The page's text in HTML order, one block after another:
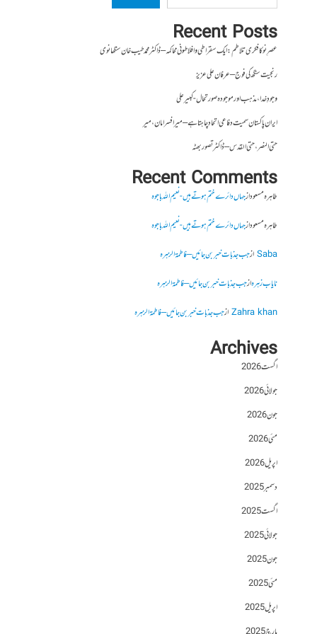
Recent Posts
عصرِ نو کا فکری تلاطم: ایک سقراطی و افلاطونی محاکمہ – ڈاکٹر محمد طیب خان سنگھانوی
رنجیت سنگھ کی فوج – عرفان علی عزیز
وجودِ خدا، مذہب اور موجودہ صورتحال- کبیر علی
ایران پاکستان سمیت دفاعی اتحاد چاہتا ہے – میر افسر امان،میر
حتی النصر ، حتی القدس – ڈاکٹر تصور بھٹہ
Recent Comments
طاہرہ مسعودازجہاں دائرے ختم ہوتے ہیں- نعیم اللہ باجوہ
طاہرہ مسعودازجہاں دائرے ختم ہوتے ہیں- نعیم اللہ باجوہ
Sabaازجب جذبات خبر بن جائیں – فاطمۃالزہرہ
نایاب زہرہازجب جذبات خبر بن جائیں – فاطمۃالزہرہ
Zahra khanازجب جذبات خبر بن جائیں – فاطمۃالزہرہ
Archives
اگست 2026
جولائی 2026
جون 2026
مئی 2026
اپریل 2026
دسمبر 2025
اگست 2025
جولائی 2025
جون 2025
مئی 2025
اپریل 2025